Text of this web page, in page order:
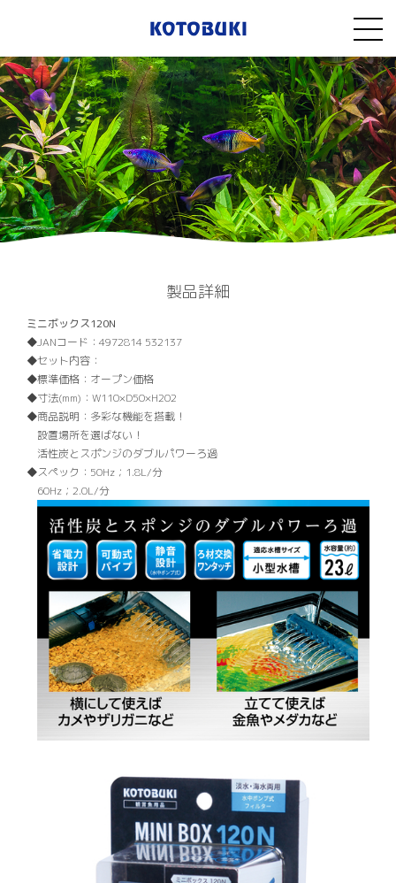
製品詳細
ミニボックス120N
JANコード： 4972814 532137
セット内容：
標準価格： オープン価格
寸法(mm)： W110×D50×H202
商品説明： 多彩な機能を搭載！
設置場所を選ばない！
活性炭とスポンジのダブルパワーろ過
スペック： 50Hz；1.8L/分
60Hz；2.0L/分